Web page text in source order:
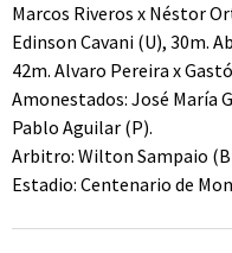
Marcos Riveros x Néstor
Edinson Cavani (U), 30m.
42m. Alvaro Pereira x
Amonestados: José María
Pablo Aguilar (P).
Arbitro: Wilton Sampaio
Estadio: Centenario de